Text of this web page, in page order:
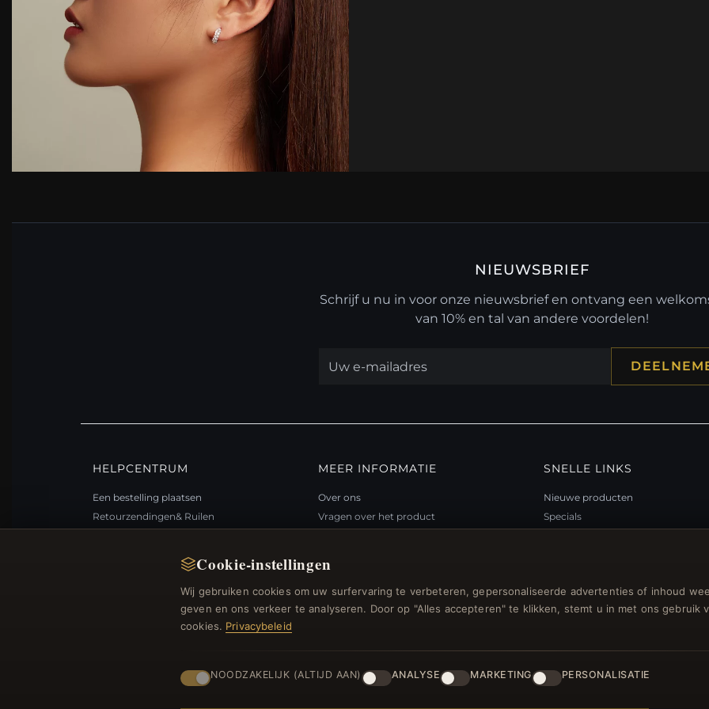
Cookie-instellingen
Wij gebruiken cookies om uw surfervaring te verbeteren, gepersonaliseerde advertenties of inhoud
geven en ons verkeer te analyseren. Door op "Alles accepteren" te klikken, stemt u in met ons gebruik
cookies. Privacybeleid
NOODZAKELIJK (ALTIJD AAN) ANALYSE MARKETING PERSONALISATIE
NIEUWSBRIEF
Schrijf u nu in voor onze nieuwsbrief en ontvang een
van 10% en tal van andere voordelen!
HELPCENTRUM
Een bestelling plaatsen
Retourzendingen& Ruilen
Betalingsmogelijkheden
Mijn account& Beloningen
Neem contact met ons op
MEER INFORMATIE
Over ons
Vragen over het product
Cadeaubon FAQ
Kortingsbonnen
Afmelden voor nieuwsbrief
SNELLE LINKS
Nieuwe producten
Specials